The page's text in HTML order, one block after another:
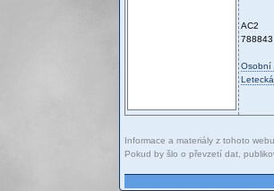
AC2
788843
Osobní
Informace a materiály z tohoto
Pokud by šlo o převzetí dat,